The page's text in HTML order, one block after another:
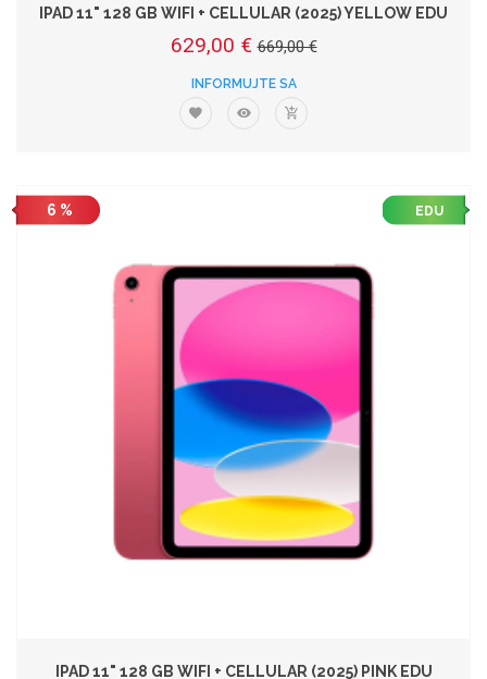
IPAD 11" 128 GB WIFI + CELLULAR (2025) YELLOW EDU
629,00 € 669,00 €
INFORMUJTE SA
6 % EDU
IPAD 11" 128 GB WIFI + CELLULAR (2025) PINK EDU